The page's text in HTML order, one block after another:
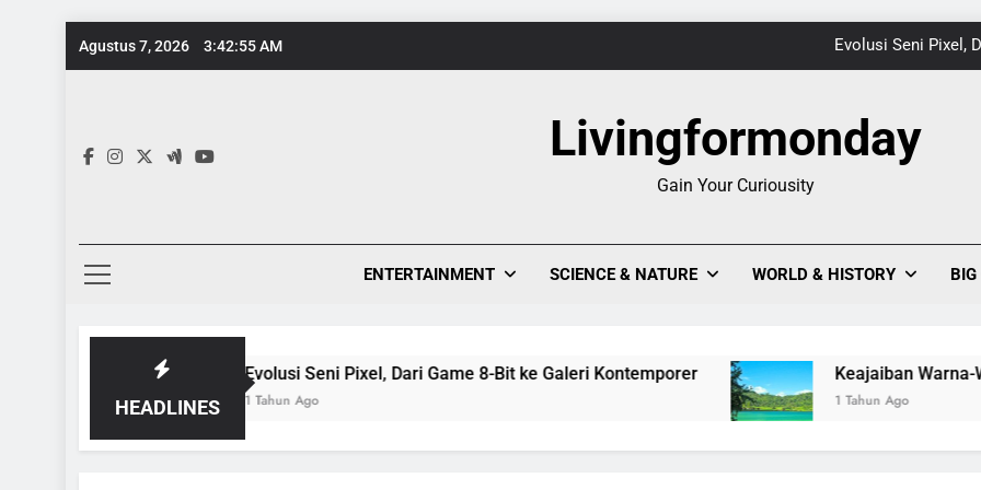
Agustus 7, 2026 3:42:56 AM Keajaiban Warna-Warni Danau Linow, Destinasi
Keajaiban Warna-Warni Danau Linow, Destinasi
Livingformonday
Gain Your Curiousity
ENTERTAINMENT SCIENCE & NATURE WORLD & HISTORY BIG
HEADLINES
Evolusi Seni Pixel, Dari Game 8-Bit ke Galeri Kontemporer
1 Tahun Ago
Keajaiban Warna-Warni Danau
1 Tahun Ago